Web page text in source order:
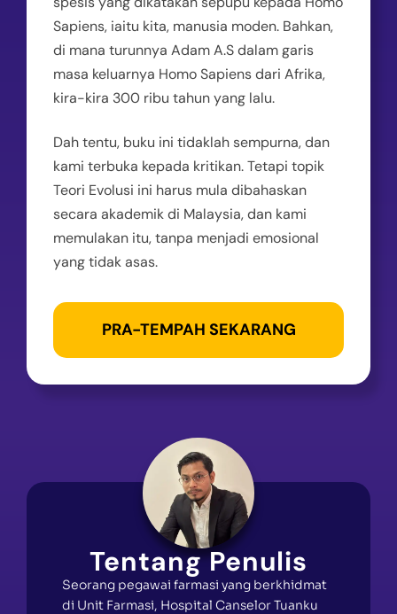
Sapiens, iaitu kita, manusia moden. Bahkan,
di mana turunnya Adam A.S dalam garis
masa keluarnya Homo Sapiens dari Afrika,
kira-kira 300 ribu tahun yang lalu.
Dah tentu, buku ini tidaklah sempurna, dan
kami terbuka kepada kritikan. Tetapi topik
Teori Evolusi ini harus mula dibahaskan
secara akademik di Malaysia, dan kami
memulakan itu, tanpa menjadi emosional
yang tidak asas.
PRA-TEMPAH SEKARANG
Tentang Penulis
Seorang pegawai farmasi yang berkhidmat
di Unit Farmasi, Hospital Canselor Tuanku